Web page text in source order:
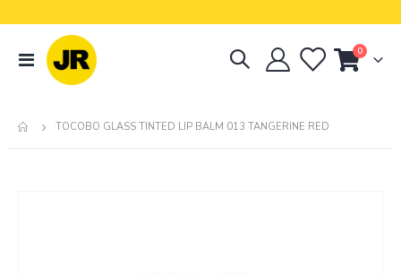
navegación
Cart
0artículos
TOCOBO GLASS TINTED LIP BALM 013 TANGERINE RED